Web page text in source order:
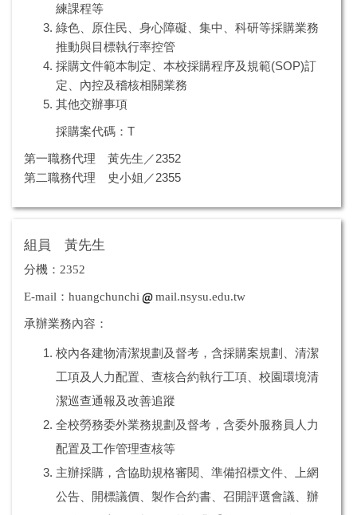
練課程等
綠色、原住民、身心障礙、集中、科研等採購業務
推動與目標執行率控管
採購文件範本制定、本校採購程序及規範(SOP)訂
定、內控及稽核相關業務
其他交辦事項
採購案代碼：T
第一職務代理 黃先生／2352
第二職務代理 史小姐／2355
組員 黃先生
分機：2352
E-mail：huangchunchi mail.nsysu.edu.tw
承辦業務內容：
校內各建物清潔規劃及督考，含採購案規劃、清潔
工項及人力配置、查核合約執行工項、校園環境清
潔巡查通報及改善追蹤
全校勞務委外業務規劃及督考，含委外服務員人力
配置及工作管理查核等
主辦採購，含協助規格審閱、準備招標文件、上網
公告、開標議價、製作合約書、召開評選會議、辦